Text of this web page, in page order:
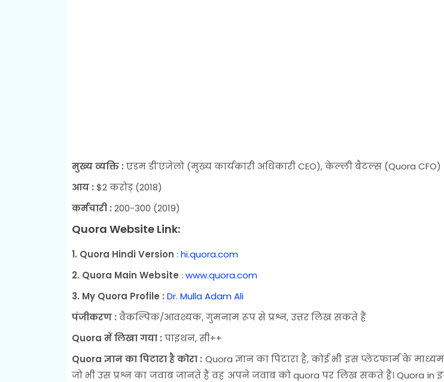
मुख्य व्यक्ति : एडम डी'एंजेलो (मुख्य कार्यकारी अधिकारी CEO), केल्ली बैटल्स (Quora CFO)
आय : $2 करोड़ (2018)
कर्मचारी : 200-300 (2019)
Quora Website Link:
1. Quora Hindi Version : hi.quora.com
2. Quora Main Website : www.quora.com
3. My Quora Profile : Dr. Mulla Adam Ali
पंजीकरण : वैकल्पिक/आवश्यक, गुमनाम रूप से प्रश्न, उत्तर लिख सकते हैं
Quora में लिखा गया : पाइथन, सी++
Quora ज्ञान का पिटारा है कोरा : Quora ज्ञान का पिटारा है, कोई भी इस प्लेटफार्म के
जो भी उस प्रश्न का जवाब जानते हैं वह अपने जवाब को quora पर लिख सकते हैं। Quora